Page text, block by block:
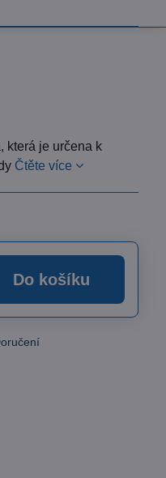
která je určena k
Čtěte více
Do košíku